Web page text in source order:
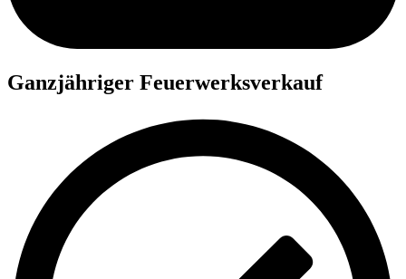
Ganzjähriger Feuerwerksverkauf